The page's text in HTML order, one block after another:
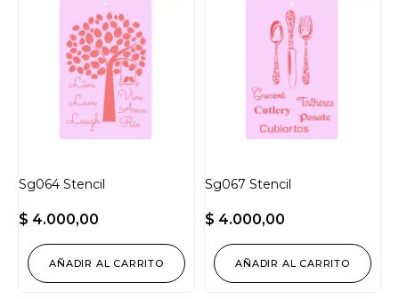
Sg064 Stencil
$ 4.000,00
AÑADIR AL CARRITO
Sg067 Stencil
$ 4.000,00
AÑADIR AL CARRITO